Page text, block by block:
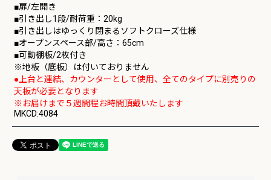
■扉/左開き
■引き出し1段/耐荷重：20kg
■引き出しはゆっくり閉まるソフトクローズ仕様
■オープンスペース部/高さ：65cm
■可動棚板/2枚付き
※地板（底板）は付いておりません
●上台と連結、カウンターとして使用、全てのタイプに別売りの
天板が必要となります
※お届けまで５週間程お時間頂戴いたします
MKCD:4084